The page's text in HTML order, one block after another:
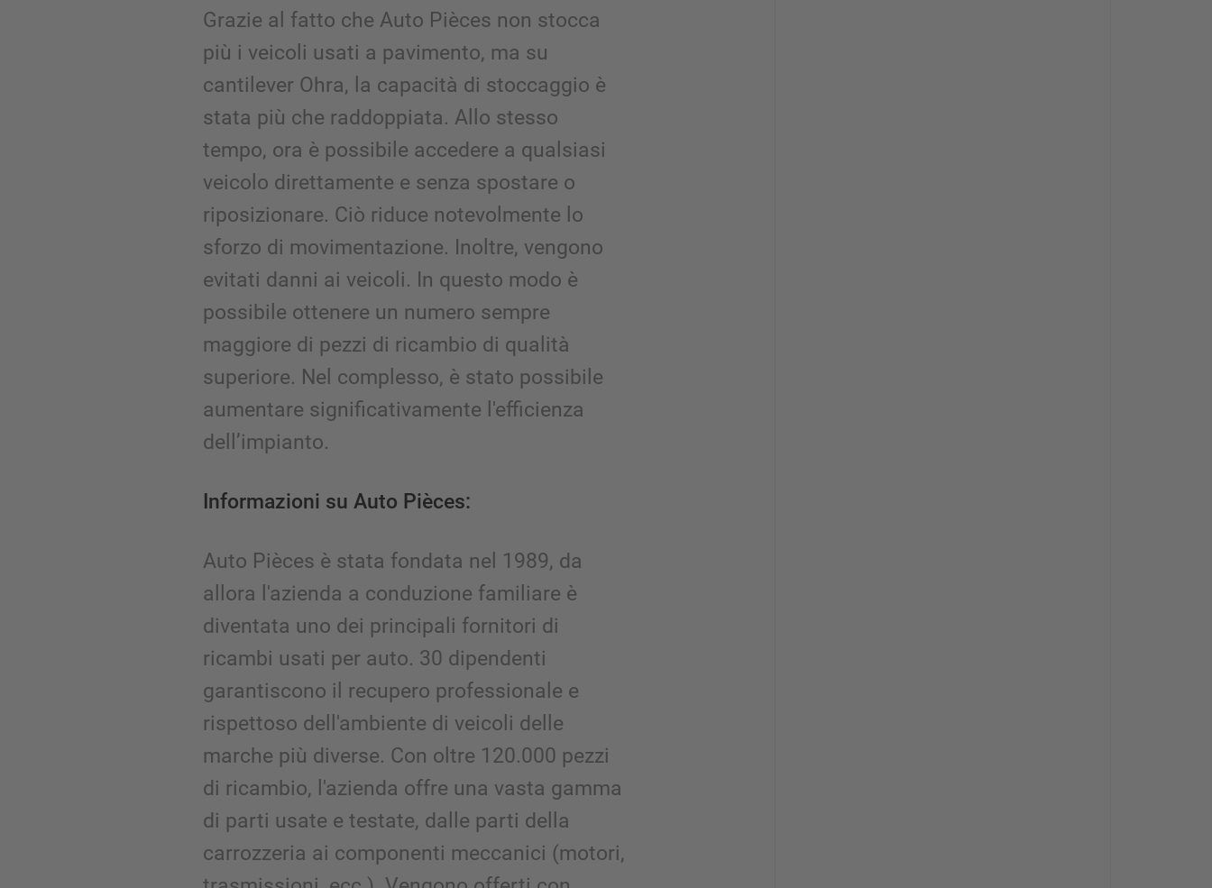
Grazie al fatto che Auto Pièces non stocca
più i veicoli usati a pavimento, ma su
cantilever Ohra, la capacità di stoccaggio è
stata più che raddoppiata. Allo stesso
tempo, ora è possibile accedere a qualsiasi
veicolo direttamente e senza spostare o
riposizionare. Ciò riduce notevolmente lo
sforzo di movimentazione. Inoltre, vengono
evitati danni ai veicoli. In questo modo è
possibile ottenere un numero sempre
maggiore di pezzi di ricambio di qualità
superiore. Nel complesso, è stato possibile
aumentare significativamente l'efficienza
dell’impianto.
Informazioni su Auto Pièces:
Auto Pièces è stata fondata nel 1989, da
allora l'azienda a conduzione familiare è
diventata uno dei principali fornitori di
ricambi usati per auto. 30 dipendenti
garantiscono il recupero professionale e
rispettoso dell'ambiente di veicoli delle
marche più diverse. Con oltre 120.000 pezzi
di ricambio, l'azienda offre una vasta gamma
di parti usate e testate, dalle parti della
carrozzeria ai componenti meccanici (motori,